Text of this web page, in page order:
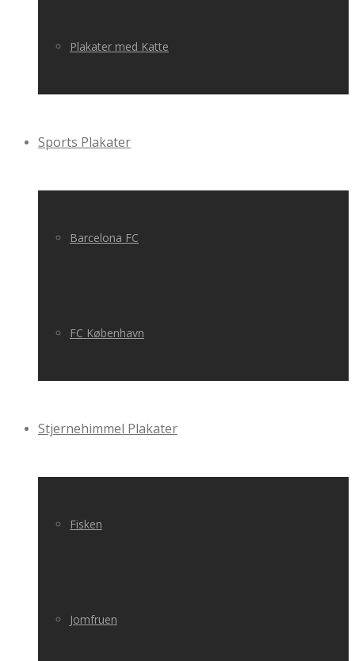
Plakater med Katte
Sports Plakater
Barcelona FC
FC København
Stjernehimmel Plakater
Fisken
Jomfruen